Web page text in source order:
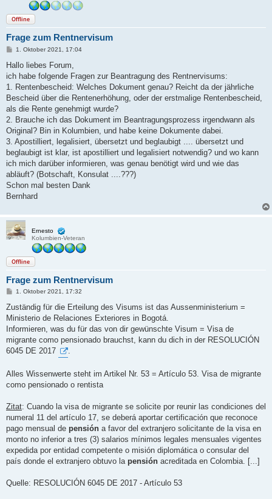
Offline
Frage zum Rentnervisum
B
i
r
a
1. Oktober 2021, 17:04
Hallo liebes Forum,
ich habe folgende Fragen zur Beantragung des Rentnervisums:
1. Rentenbescheid: Welches Dokument genau? Reicht da der jährliche
Bescheid über die Rentenerhöhung, oder der erstmalige Rentenbescheid,
als die Rente genehmigt wurde?
2. Brauche ich das Dokument im Beantragungsprozess irgendwann als
Original? Bin in Kolumbien, und habe keine Dokumente dabei.
3. Apostilliert, legalisiert, übersetzt und beglaubigt .... übersetzt und
beglaubigt ist klar, ist apostilliert und legalisiert notwendig? und wo kann
ich mich darüber informieren, was genau benötigt wird und wie das
abläuft? (Botschaft, Konsulat ....???)
Schon mal besten Dank
Bernhard
Ernesto
Kolumbien-Veteran
Offline
Frage zum Rentnervisum
B
i
r
a
1. Oktober 2021, 17:32
Zuständig für die Erteilung des Visums ist das Aussenministerium =
Ministerio de Relaciones Exteriores in Bogotá.
Informieren, was du für das von dir gewünschte Visum = Visa de
migrante como pensionado brauchst, kann du dich in der RESOLUCIÓN
6045 DE 2017
.
Alles Wissenwerte steht im Artikel Nr. 53 = Artículo 53. Visa de migrante
como pensionado o rentista
Zitat: Cuando la visa de migrante se solicite por reunir las condiciones del
numeral 11 del artículo 17, se deberá aportar certificación que reconoce
pago mensual de pensión a favor del extranjero solicitante de la visa en
monto no inferior a tres (3) salarios mínimos legales mensuales vigentes
expedida por entidad competente o misión diplomática o consular del
país donde el extranjero obtuvo la pensión acreditada en Colombia. [...]
Quelle: RESOLUCIÓN 6045 DE 2017 - Artículo 53